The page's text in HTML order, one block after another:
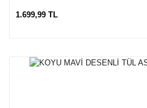
1.699,99 TL